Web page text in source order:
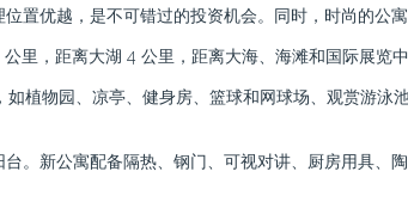
置优越，是不可错过的投资机会。同时，时尚的公寓
里，距离大湖 4 公里，距离大海、海滩和国际展览
植物园、凉亭、健身房、篮球和网球场、观赏游泳
。新公寓配备隔热、钢门、可视对讲、厨房用具、